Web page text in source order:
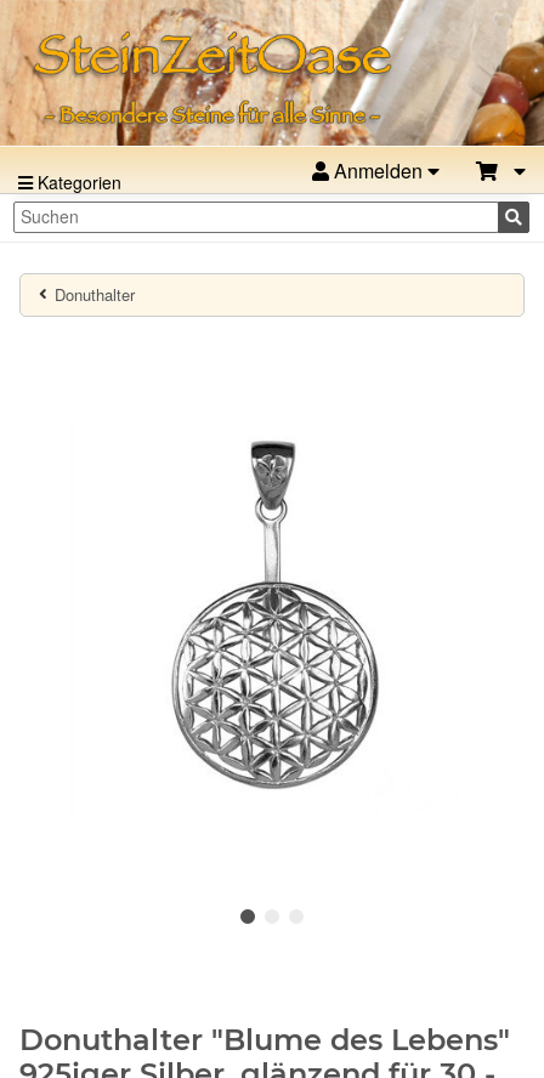
Kategorien Anmelden
Donuthalter
Donuthalter "Blume des Lebens"